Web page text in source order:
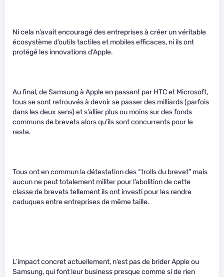
Ni cela n’avait encouragé des entreprises à créer un véritable
écosystème d’outils tactiles et mobiles efficaces, ni ils ont
protégé les innovations d’Apple.
Au final, de Samsung à Apple en passant par HTC et Microsoft,
tous se sont retrouvés à devoir se passer des milliards (parfois
dans les deux sens) et s’allier plus ou moins sur des fonds
communs de brevets alors qu’ils sont concurrents pour le
reste.
Tous ont en commun la détestation des “trolls du brevet” mais
aucun ne peut totalement militer pour l’abolition de cette
classe de brevets tellement ils ont investi pour les rendre
caduques entre entreprises de même taille.
L’impact concret actuellement, n’est pas de brider Apple ou
Samsung, qui font leur business presque comme si de rien